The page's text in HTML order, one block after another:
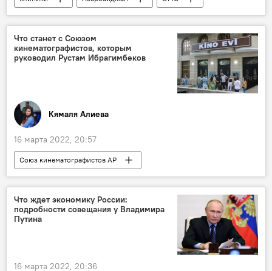
Государственное агентство обязательного медицинского страхования (ГАОМС)
Здоровье
ЖИЗНЬ
Что станет с Союзом
кинематографистов, которым
руководил Рустам Ибрагимбеков
Кямаля Алиева
16 марта 2022, 20:57
Союз кинематографистов АР
Рустам Ибрагимбеков
Председатель
Культура
ЖИЗНЬ
Что ждет экономику России:
подробности совещания у Владимира
Путина
16 марта 2022, 20:36